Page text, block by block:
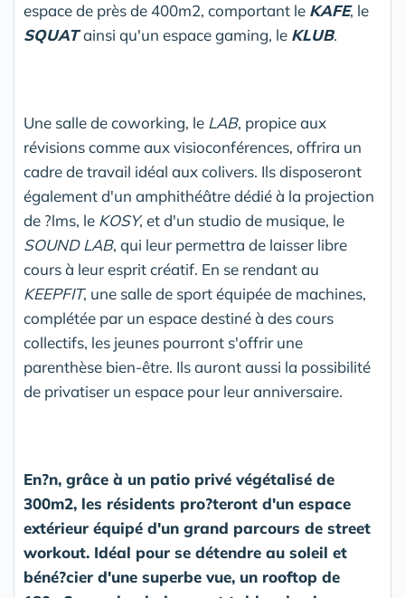
espace de près de 400m2, comportant le KAFE, le
SQUATainsi qu'un espace gaming, le KLUB.
Une salle de coworking, le LAB, propice aux
révisions comme aux visioconférences, offrira un
cadre de travail idéal aux colivers. Ils disposeront
également d'un amphithéâtre dédié à la projection
de ?lms, le KOSY, et d'un studio de musique, le
SOUND LAB, qui leur permettra de laisser libre
cours à leur esprit créatif. En se rendant au
KEEPFIT, une salle de sport équipée de machines,
complétée par un espace destiné à des cours
collectifs, les jeunes pourront s'offrir une
parenthèse bien-être. Ils auront aussi la possibilité
de privatiser un espace pour leur anniversaire.
En?n, grâce à un patio privé végétalisé de
300m2, les résidents pro?teront d'un espace
extérieur équipé d'un grand parcours de street
workout. Idéal pour se détendre au soleil et
béné?cier d'une superbe vue, un rooftop de